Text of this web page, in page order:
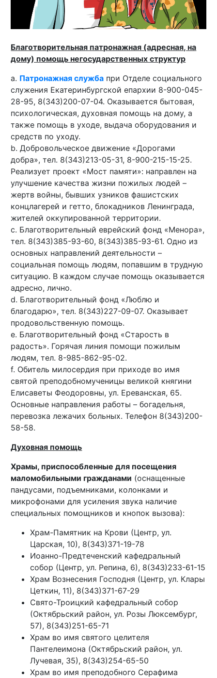
Благотворительная патронажная (адресная, на
дому) помощь негосударственных структур
a. Патронажная служба при Отделе социального
служения Екатеринбургской епархии 8-900-045-
28-95, 8(343)200-07-04. Оказывается бытовая,
психологическая, духовная помощь на дому, а
также помощь в уходе, выдача оборудования и
средств по уходу.
b. Добровольческое движение «Дорогами
добра», тел. 8(343)213-05-31, 8-900-215-15-25.
Реализует проект «Мост памяти»: направлен на
улучшение качества жизни пожилых людей –
жертв войны, бывших узников фашистских
концлагерей и гетто, блокадников Ленинграда,
жителей оккупированной территории.
c. Благотворительный еврейский фонд «Менора»,
тел. 8(343)385-93-60, 8(343)385-93-61. Одно из
основных направлений деятельности –
социальная помощь людям, попавшим в трудную
ситуацию. В каждом случае помощь оказывается
адресно, лично.
d. Благотворительный фонд «Люблю и
благодарю», тел. 8(343)227-09-07. Оказывает
продовольственную помощь.
e. Благотворительный фонд «Старость в
радость». Горячая линия помощи пожилым
людям, тел. 8-985-862-95-02.
f. Обитель милосердия при приходе во имя
святой преподобномученицы великой княгини
Елисаветы Феодоровны, ул. Ереванская, 65.
Основные направления работы – богадельня,
перевозка лежачих больных. Телефон 8(343)200-
58-58.
Духовная помощь
Храмы, приспособленные для посещения
маломобильными гражданами (оснащенные
пандусами, подъемниками, колонками и
микрофонами для усиления звука наличие
специальных помощников и кнопок вызова):
Храм-Памятник на Крови (Центр, ул.
Царская, 10), 8(343)371-19-78
Иоанно-Предтеченский кафедральный
собор (Центр, ул. Репина, 6), 8(343)233-61-15
Храм Вознесения Господня (Центр, ул. Клары
Цеткин, 11), 8(343)371-67-29
Свято-Троицкий кафедральный собор
(Октябрьский район, ул. Розы Люксембург,
57), 8(343)251-65-71
Храм во имя святого целителя
Пантелеимона (Октябрьский район, ул.
Лучевая, 35), 8(343)254-65-50
Храм во имя преподобного Серафима